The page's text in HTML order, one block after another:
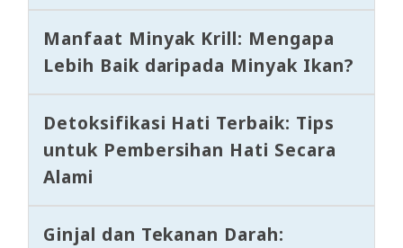
Manfaat Minyak Krill: Mengapa
Lebih Baik daripada Minyak Ikan?
Detoksifikasi Hati Terbaik: Tips
untuk Pembersihan Hati Secara
Alami
Ginjal dan Tekanan Darah: